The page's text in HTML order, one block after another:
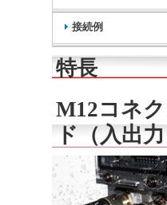
接続例
特長
M12コネ
ド（入出